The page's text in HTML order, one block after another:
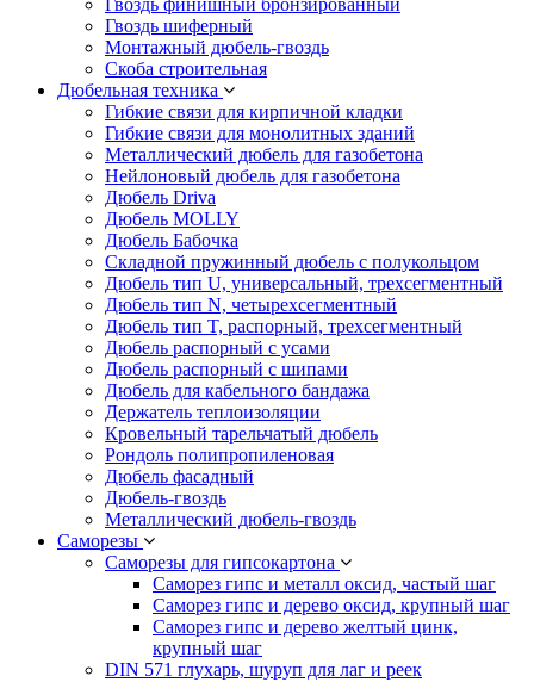
Гвоздь финишный бронзированный
Гвоздь шиферный
Монтажный дюбель-гвоздь
Скоба строительная
Дюбельная техника
Гибкие связи для кирпичной кладки
Гибкие связи для монолитных зданий
Металлический дюбель для газобетона
Нейлоновый дюбель для газобетона
Дюбель Driva
Дюбель MOLLY
Дюбель Бабочка
Складной пружинный дюбель с полукольцом
Дюбель тип U, универсальный, трехсегментный
Дюбель тип N, четырехсегментный
Дюбель тип T, распорный, трехсегментный
Дюбель распорный с усами
Дюбель распорный с шипами
Дюбель для кабельного бандажа
Держатель теплоизоляции
Кровельный тарельчатый дюбель
Рондоль полипропиленовая
Дюбель фасадный
Дюбель-гвоздь
Металлический дюбель-гвоздь
Саморезы
Саморезы для гипсокартона
Саморез гипс и металл оксид, частый шаг
Саморез гипс и дерево оксид, крупный шаг
Саморез гипс и дерево желтый цинк,
крупный шаг
DIN 571 глухарь, шуруп для лаг и реек